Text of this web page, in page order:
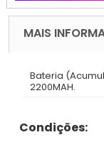
MAIS
Bateria
2200MAH.
Condições: